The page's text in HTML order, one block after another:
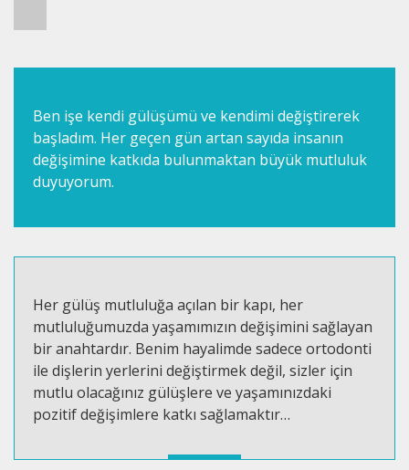
Ben işe kendi gülüşümü ve kendimi değiştirerek
başladım. Her geçen gün artan sayıda insanın
değişimine katkıda bulunmaktan büyük mutluluk
duyuyorum.
Her gülüş mutluluğa açılan bir kapı, her
mutluluğumuzda yaşamımızın değişimini sağlayan
bir anahtardır. Benim hayalimde sadece ortodonti
ile dişlerin yerlerini değiştirmek değil, sizler için
mutlu olacağınız gülüşlere ve yaşamınızdaki
pozitif değişimlere katkı sağlamaktır…